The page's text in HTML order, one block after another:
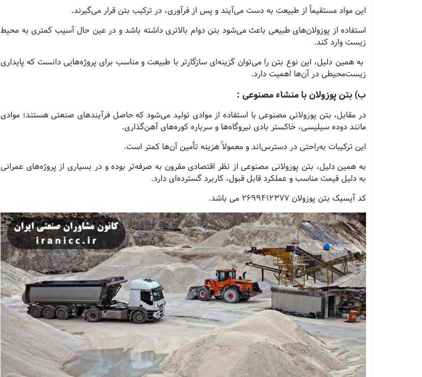
این مواد مستقیماً از طبیعت به دست می‌آیند و پس از فرآوری، در ترکیب بتن قرار می‌گیرند.
استفاده از پوزولان‌های طبیعی باعث می‌شود بتن دوام بالاتری داشته باشد و در عین حال آسیب کمتری به محیط
زیست وارد کند.
به همین دلیل، این نوع بتن را می‌توان گزینه‌ای سازگارتر با طبیعت و مناسب برای پروژه‌هایی دانست که پایداری
زیست‌محیطی در آن‌ها اهمیت دارد.
ب) بتن پوزولان با منشاء مصنوعی :
در مقابل، بتن پوزولانی مصنوعی با استفاده از موادی تولید می‌شود که حاصل فرآیندهای صنعتی هستند؛ موادی
مانند دوده سیلیسی، خاکستر بادی نیروگاه‌ها و سرباره کوره‌های آهن‌گذاری.
این ترکیبات به‌راحتی در دسترس‌اند و معمولاً هزینه تأمین آن‌ها کمتر است.
به همین دلیل، بتن پوزولانی مصنوعی از نظر اقتصادی مقرون‌ به‌ صرفه‌تر بوده و در بسیاری از پروژه‌های عمرانی
به دلیل قیمت مناسب و عملکرد قابل قبول، کاربرد گسترده‌ای دارد.
کد آیسیک بتن پوزولان 2699412377 می باشد.